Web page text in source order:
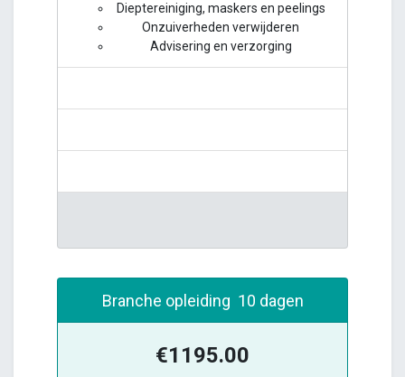
Dieptereiniging, maskers en peelings
Onzuiverheden verwijderen
Advisering en verzorging
Branche opleiding 10 dagen
€1195.00